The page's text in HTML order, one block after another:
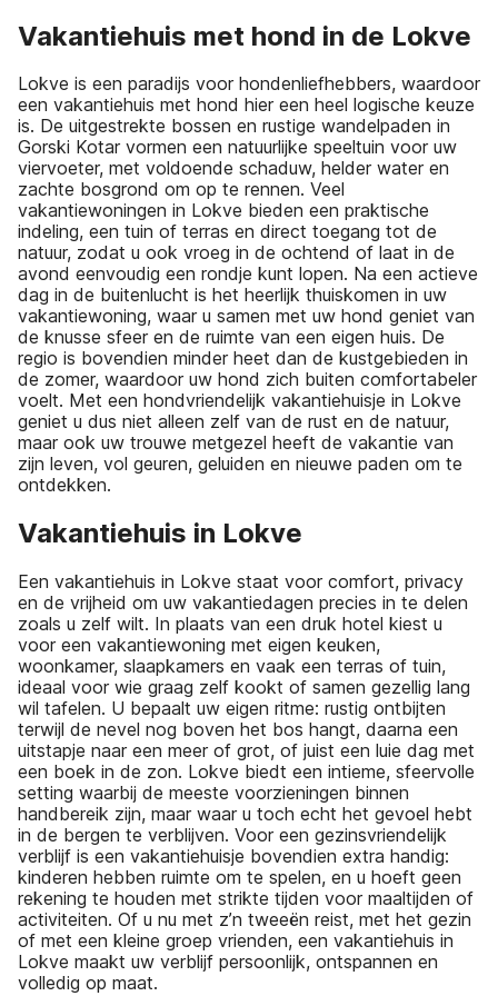
Vakantiehuis met hond in de Lokve
Lokve is een paradijs voor hondenliefhebbers, waardoor
een vakantiehuis met hond hier een heel logische keuze
is. De uitgestrekte bossen en rustige wandelpaden in
Gorski Kotar vormen een natuurlijke speeltuin voor uw
viervoeter, met voldoende schaduw, helder water en
zachte bosgrond om op te rennen. Veel
vakantiewoningen in Lokve bieden een praktische
indeling, een tuin of terras en direct toegang tot de
natuur, zodat u ook vroeg in de ochtend of laat in de
avond eenvoudig een rondje kunt lopen. Na een actieve
dag in de buitenlucht is het heerlijk thuiskomen in uw
vakantiewoning, waar u samen met uw hond geniet van
de knusse sfeer en de ruimte van een eigen huis. De
regio is bovendien minder heet dan de kustgebieden in
de zomer, waardoor uw hond zich buiten comfortabeler
voelt. Met een hondvriendelijk vakantiehuisje in Lokve
geniet u dus niet alleen zelf van de rust en de natuur,
maar ook uw trouwe metgezel heeft de vakantie van
zijn leven, vol geuren, geluiden en nieuwe paden om te
ontdekken.
Vakantiehuis in Lokve
Een vakantiehuis in Lokve staat voor comfort, privacy
en de vrijheid om uw vakantiedagen precies in te delen
zoals u zelf wilt. In plaats van een druk hotel kiest u
voor een vakantiewoning met eigen keuken,
woonkamer, slaapkamers en vaak een terras of tuin,
ideaal voor wie graag zelf kookt of samen gezellig lang
wil tafelen. U bepaalt uw eigen ritme: rustig ontbijten
terwijl de nevel nog boven het bos hangt, daarna een
uitstapje naar een meer of grot, of juist een luie dag met
een boek in de zon. Lokve biedt een intieme, sfeervolle
setting waarbij de meeste voorzieningen binnen
handbereik zijn, maar waar u toch echt het gevoel hebt
in de bergen te verblijven. Voor een gezinsvriendelijk
verblijf is een vakantiehuisje bovendien extra handig:
kinderen hebben ruimte om te spelen, en u hoeft geen
rekening te houden met strikte tijden voor maaltijden of
activiteiten. Of u nu met z’n tweeën reist, met het gezin
of met een kleine groep vrienden, een vakantiehuis in
Lokve maakt uw verblijf persoonlijk, ontspannen en
volledig op maat.